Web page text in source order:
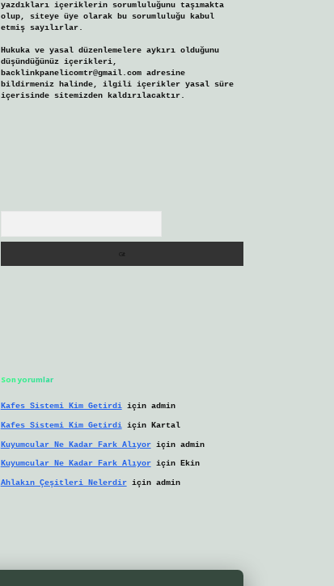
yazdıkları içeriklerin sorumluluğunu taşımakta
olup, siteye üye olarak bu sorumluluğu kabul
etmiş sayılırlar.
Hukuka ve yasal düzenlemelere aykırı olduğunu
düşündüğünüz içerikleri,
backlinkpanelicomtr@gmail.comadresine
bildirmeniz halinde, ilgili içerikler yasal süre
içerisinde sitemizden kaldırılacaktır.
Son yorumlar
Kafes Sistemi Kim Getirdiiçin admin
Kafes Sistemi Kim Getirdiiçin Kartal
Kuyumcular Ne Kadar Fark Alıyoriçin admin
Kuyumcular Ne Kadar Fark Alıyoriçin Ekin
Ahlakın Çeşitleri Nelerdiriçin admin